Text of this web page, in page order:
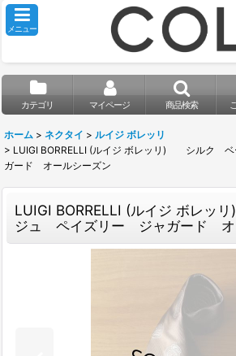
メニュー
カテゴリ マイページ 商品検索
ホーム > ネクタイ > ルイジ ボレッリ
> LUIGI BORRELLI (ルイジ ボレッリ) シルク
ガード オールシーズン
LUIGI BORRELLI (ルイジ ボレ
ジュ ペイズリー ジャガード オ